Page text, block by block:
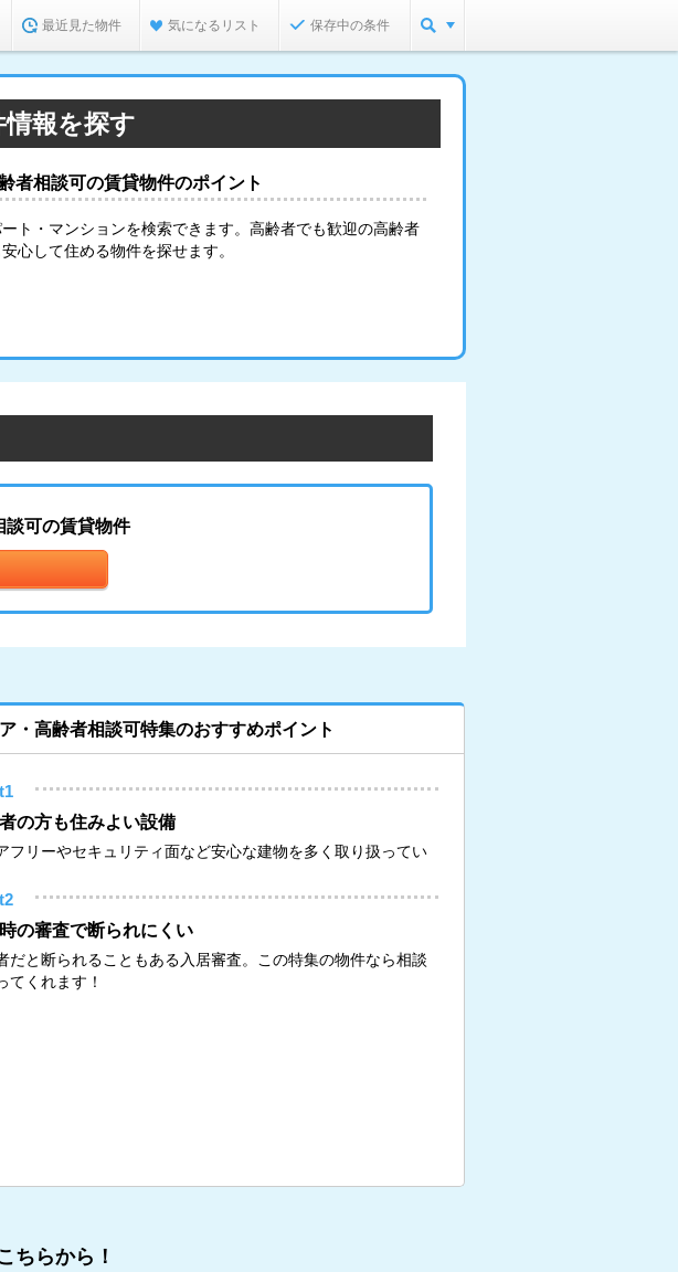
最近見た物件 気になるリスト 保存中の条件
報を探す
者相談可の賃貸物件のポイント
ト・マンションを検索できます。高齢者でも歓迎の高齢者
心して住める物件を探せます。
談可の賃貸物件
・高齢者相談可特集のおすすめポイント
の方も住みよい設備
フリーやセキュリティ面など安心な建物を多く取り扱ってい
の審査で断られにくい
だと断られることもある入居審査。この特集の物件なら相談
てくれます！
ちらから！